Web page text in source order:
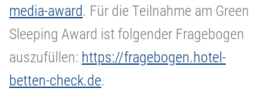
media-award. Für die Teilnahme am Green
Sleeping Award ist folgender Fragebogen
auszufüllen: https://fragebogen.hotel-
betten-check.de.